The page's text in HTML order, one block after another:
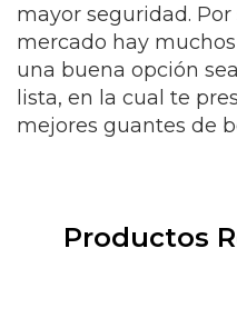
mayor seguridad. Por
mercado hay
una buena opción
lista, en la cual te
mejores guantes de
Productos